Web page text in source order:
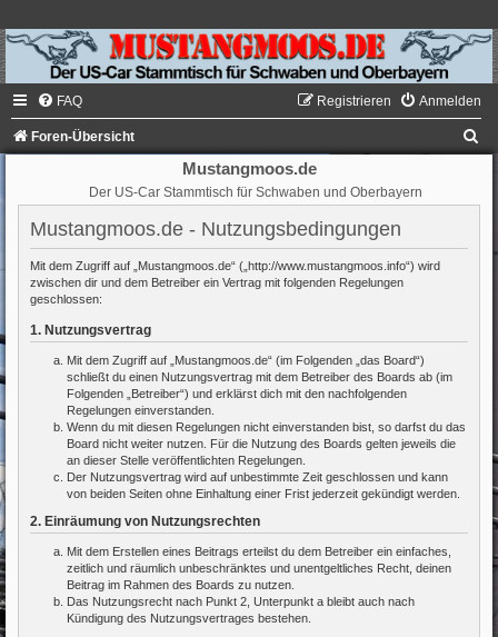
FAQ Anmelden
Registrieren
Foren-Übersicht
Mustangmoos.de
Der US-Car Stammtisch für Schwaben und Oberbayern
Mustangmoos.de - Nutzungsbedingungen
Mit dem Zugriff auf „Mustangmoos.de“ („http://www.mustangmoos.info“) wird
zwischen dir und dem Betreiber ein Vertrag mit folgenden Regelungen
geschlossen:
1. Nutzungsvertrag
Mit dem Zugriff auf „Mustangmoos.de“ (im Folgenden „das Board“)
schließt du einen Nutzungsvertrag mit dem Betreiber des Boards ab (im
Folgenden „Betreiber“) und erklärst dich mit den nachfolgenden
Regelungen einverstanden.
Wenn du mit diesen Regelungen nicht einverstanden bist, so darfst du das
Board nicht weiter nutzen. Für die Nutzung des Boards gelten jeweils die
an dieser Stelle veröffentlichten Regelungen.
Der Nutzungsvertrag wird auf unbestimmte Zeit geschlossen und kann
von beiden Seiten ohne Einhaltung einer Frist jederzeit gekündigt werden.
2. Einräumung von Nutzungsrechten
Mit dem Erstellen eines Beitrags erteilst du dem Betreiber ein einfaches,
zeitlich und räumlich unbeschränktes und unentgeltliches Recht, deinen
Beitrag im Rahmen des Boards zu nutzen.
Das Nutzungsrecht nach Punkt 2, Unterpunkt a bleibt auch nach
Kündigung des Nutzungsvertrages bestehen.